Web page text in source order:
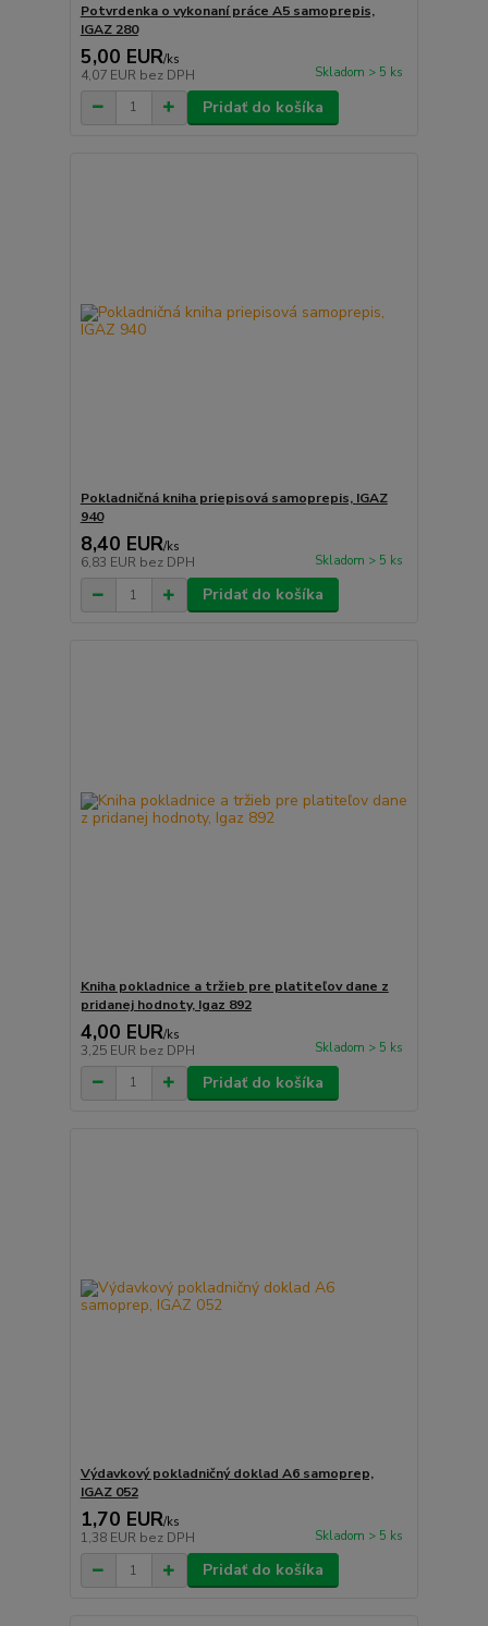
Potvrdenka o vykonaní práce A5 samoprepis,
IGAZ 280
5,00 EUR/ks
4,07 EUR bez DPH Skladom > 5 ks
Pridať do košíka
Pokladničná kniha priepisová samoprepis, IGAZ
940
8,40 EUR/ks
6,83 EUR bez DPH Skladom > 5 ks
Pridať do košíka
Kniha pokladnice a tržieb pre platiteľov dane z
pridanej hodnoty, Igaz 892
4,00 EUR/ks
3,25 EUR bez DPH Skladom > 5 ks
Pridať do košíka
Výdavkový pokladničný doklad A6 samoprep,
IGAZ 052
1,70 EUR/ks
1,38 EUR bez DPH Skladom > 5 ks
Pridať do košíka